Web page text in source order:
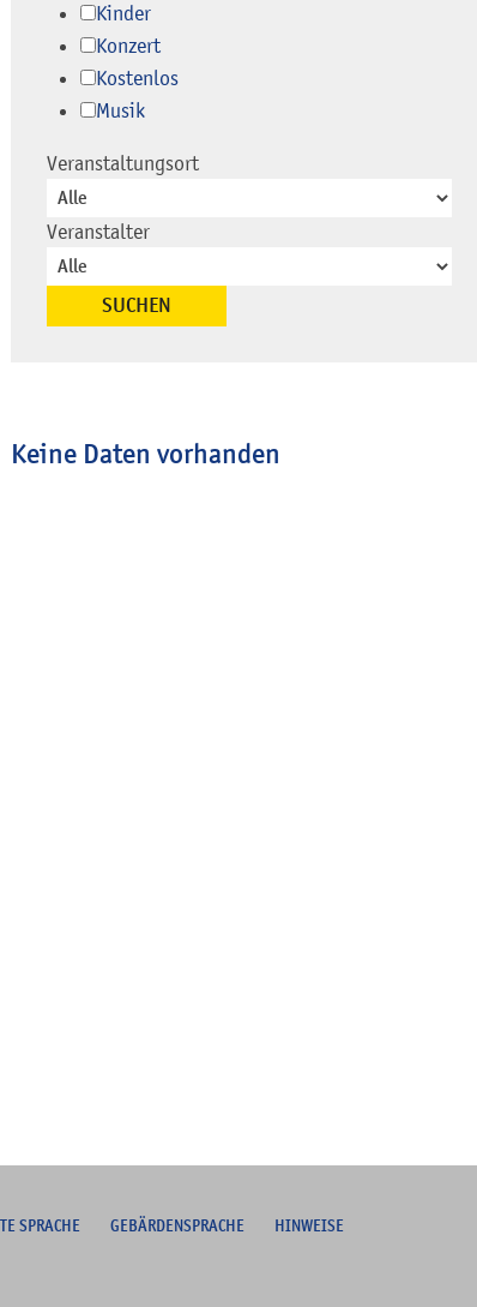
Kinder
Konzert
Kostenlos
Musik
Veranstaltungsort
Veranstalter
Keine Daten vorhanden
SPRACHE GEBÄRDENSPRACHE
HINWEISE